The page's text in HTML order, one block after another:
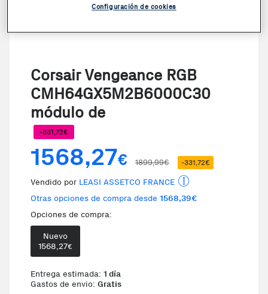
Corsair Vengeance RGB
CMH64GX5M2B6000C30
módulo de
-331,72€
1568,27€ 1899,99€ -331,72€
Vendido por LEASI ASSETCO FRANCE
Otras opciones de compra desde 1568,39€
Opciones de compra:
Nuevo
1568,27€
Entrega estimada: 1 día
Gastos de envio: Gratis
Configuración de cookies